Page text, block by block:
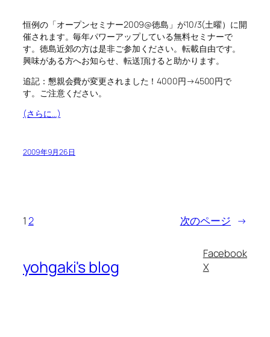
恒例の「オープンセミナー2009@徳島」が10/3(土曜）に開
催されます。毎年パワーアップしている無料セミナーで
す。徳島近郊の方は是非ご参加ください。転載自由です。
興味がある方へお知らせ、転送頂けると助かります。
追記：懇親会費が変更されました！4000円→4500円で
す。ご注意ください。
(さらに…)
2009年9月26日
12 次のページ →
yohgaki's blog
Facebook
X